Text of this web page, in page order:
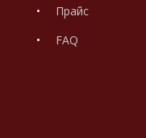
Прайс
FAQ